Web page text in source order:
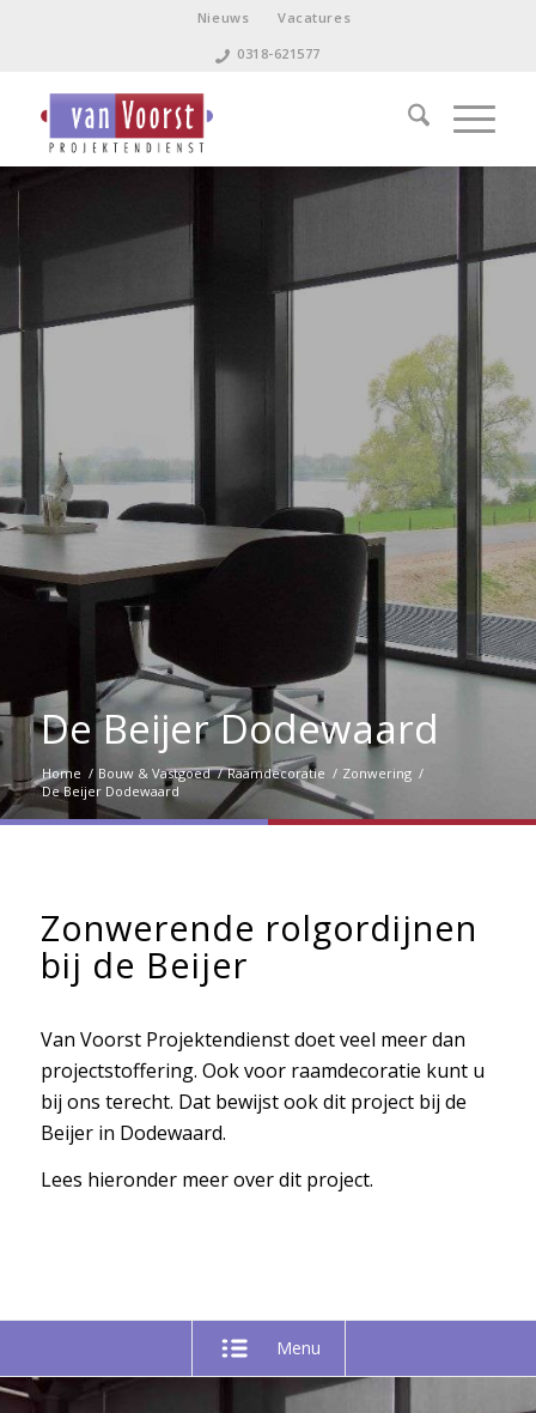
Nieuws
Vacatures
0318-621577
De Beijer Dodewaard
Home / Bouw & Vastgoed / Raamdecoratie / Zonwering /
De Beijer Dodewaard
Zonwerende rolgordijnen
bij de Beijer
Van Voorst Projektendienst doet veel meer dan
projectstoffering. Ook voor raamdecoratie kunt u
bij ons terecht. Dat bewijst ook dit project bij de
Beijer in Dodewaard.
Lees hieronder meer over dit project.
Menu